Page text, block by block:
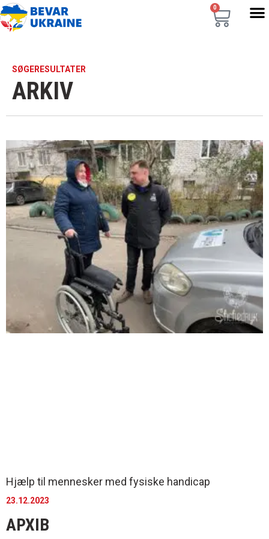
0
SØGERESULTATER
ARKIV
Hjælp til mennesker med fysiske handicap
23.12.2023
АРХІВ